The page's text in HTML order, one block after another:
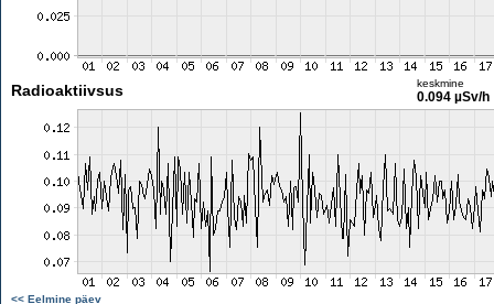
Radioaktiivsus keskmine
0.094 µSv/h
<< Eelmine päev